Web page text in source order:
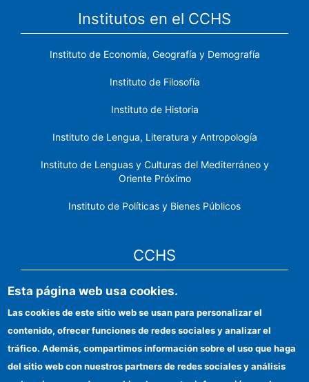
Institutos en el CCHS
Instituto de Economía, Geografía y Demografía
Instituto de Filosofía
Instituto de Historia
Instituto de Lengua, Literatura y Antropología
Instituto de Lenguas y Culturas del Mediterráneo y
Oriente Próximo
Instituto de Políticas y Bienes Públicos
CCHS
Sede electrónica CSIC
Identidad institucional
Información para proveedores
Ayudas FEDER
Esta página web usa cookies.
Las cookies de este sitio web se usan para personalizar el
contenido, ofrecer funciones de redes sociales y analizar el
tráfico. Además, compartimos información sobre el uso que haga
del sitio web con nuestros partners de redes sociales y análisis